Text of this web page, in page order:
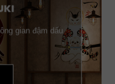
gian đậm dấu